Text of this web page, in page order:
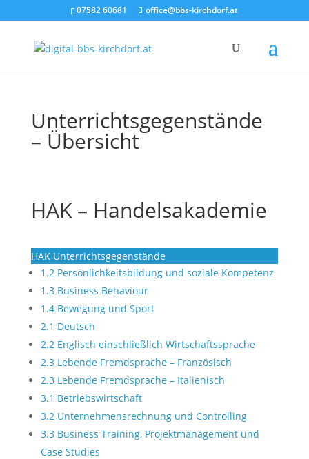
07582 60681 office@bbs-kirchdorf.at
Unterrichtsgegenstände
– Übersicht
HAK – Handelsakademie
HAK Unterrichtsgegenstände
1.2 Persönlichkeitsbildung und soziale Kompetenz
1.3 Business Behaviour
1.4 Bewegung und Sport
2.1 Deutsch
2.2 Englisch einschließlich Wirtschaftssprache
2.3 Lebende Fremdsprache – Französisch
2.3 Lebende Fremdsprache – Italienisch
3.1 Betriebswirtschaft
3.2 Unternehmensrechnung und Controlling
3.3 Business Training, Projektmanagement und
Case Studies